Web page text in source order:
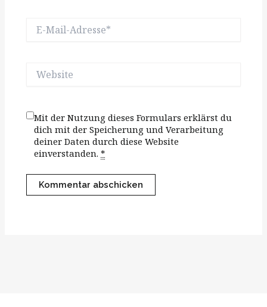
Mail-
Website
Mit der Nutzung dieses Formulars erklärst du
dich mit der Speicherung und Verarbeitung
deiner Daten durch diese Website
einverstanden.*